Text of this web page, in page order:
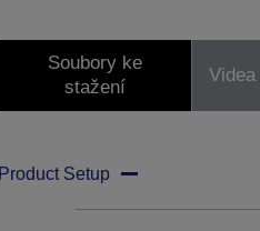
Soubory ke
stažení
Videa
Product Setup